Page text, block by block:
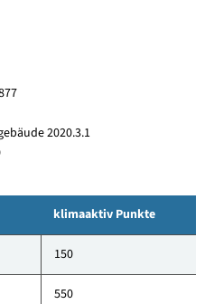
2020.3.1
klimaaktiv Punkte
150
550